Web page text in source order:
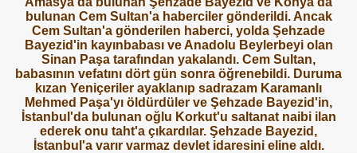
bulunan Cem Sultan'a haberciler gönderildi. Ancak
Cem Sultan'a gönderilen haberci, yolda Şehzade
Bayezid'in kayınbabası ve Anadolu Beylerbeyi olan
Sinan Paşa tarafından yakalandı. Cem Sultan,
babasının vefatını dört gün sonra öğrenebildi. Duruma
kızan Yeniçeriler ayaklanıp sadrazam Karamanlı
Mehmed Paşa'yı öldürdüler ve Şehzade Bayezid'in,
İstanbul'da bulunan oğlu Korkut'u saltanat naibi ilan
ederek onu taht'a çıkardılar. Şehzade Bayezid,
İstanbul'a varır varmaz devlet idaresini eline aldı.